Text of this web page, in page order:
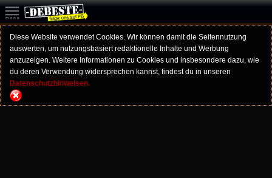
Diese Website verwendet Cookies. Wir können damit die Seitennutzung
auswerten, um nutzungsbasiert redaktionelle Inhalte und Werbung
anzuzeigen. Weitere Informationen zu Cookies und insbesondere dazu, wie
du deren Verwendung widersprechen kannst, findest du in unseren
Datenschutzhinweisen.